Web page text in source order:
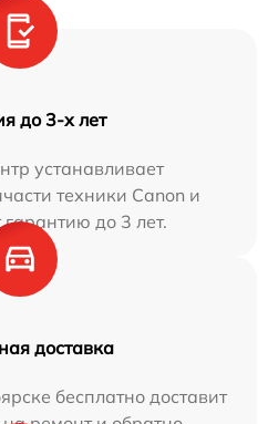
до 3-х лет
устанавливает
техники Canon и
гарантию до 3 лет.
доставка
бесплатно доставит